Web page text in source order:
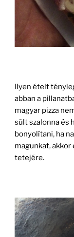
Ilyen ételt
abban a
magyar pizza
sült szalonna és
bonyolítani, ha
magunkat,
tetejére.